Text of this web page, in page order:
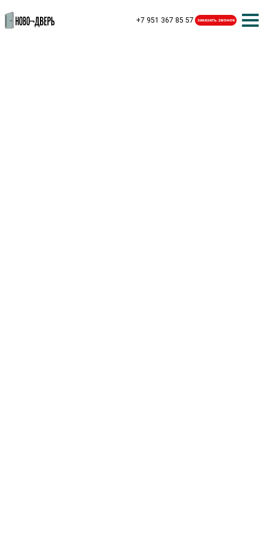
+7 951 367 85 57 заказать звонок